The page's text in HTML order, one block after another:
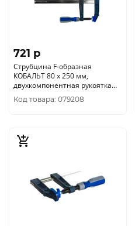
721 p
Струбцина F-образная
КОБАЛЬТ 80 х 250 мм,
двухкомпонентная рукоятка
244-568
Код товара: 079208